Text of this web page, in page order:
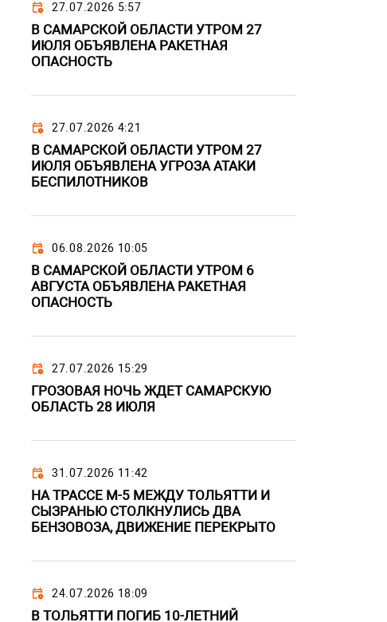
27.07.2026 5:57
В САМАРСКОЙ ОБЛАСТИ УТРОМ 27
ИЮЛЯ ОБЪЯВЛЕНА РАКЕТНАЯ
ОПАСНОСТЬ
27.07.2026 4:21
В САМАРСКОЙ ОБЛАСТИ УТРОМ 27
ИЮЛЯ ОБЪЯВЛЕНА УГРОЗА АТАКИ
БЕСПИЛОТНИКОВ
06.08.2026 10:05
В САМАРСКОЙ ОБЛАСТИ УТРОМ 6
АВГУСТА ОБЪЯВЛЕНА РАКЕТНАЯ
ОПАСНОСТЬ
27.07.2026 15:29
ГРОЗОВАЯ НОЧЬ ЖДЕТ САМАРСКУЮ
ОБЛАСТЬ 28 ИЮЛЯ
31.07.2026 11:42
НА ТРАССЕ М-5 МЕЖДУ ТОЛЬЯТТИ И
СЫЗРАНЬЮ СТОЛКНУЛИСЬ ДВА
БЕНЗОВОЗА, ДВИЖЕНИЕ ПЕРЕКРЫТО
24.07.2026 18:09
В ТОЛЬЯТТИ ПОГИБ 10-ЛЕТНИЙ